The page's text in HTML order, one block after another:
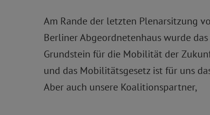
Am Rande der letzten Plenarsitzung
Berliner Abgeordnetenhaus wurde
Grundstein für die Mobilität der
und das Mobilitätsgesetz ist für uns
Aber auch unsere Koalitionspartner,